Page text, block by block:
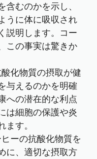
むのかを示し、
うに体に吸収され
説明します。コー
この事実は驚きか
酸化物質の摂取が健
与えるのかを明確
への潜在的な利点
は細胞の保護や炎
す。
ーの抗酸化物質を
に、適切な摂取方